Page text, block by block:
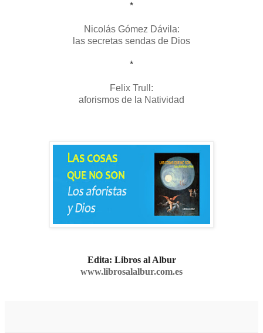
*
Nicolás Gómez Dávila:
las secretas sendas de Dios
*
Felix Trull:
aforismos de la Natividad
Edita: Libros al Albur
www.librosalalbur.com.es